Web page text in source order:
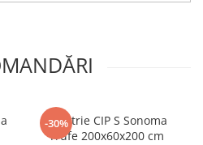
-30%
Bucatrie CIP S Sonoma
Trufe 200x60x200 cm